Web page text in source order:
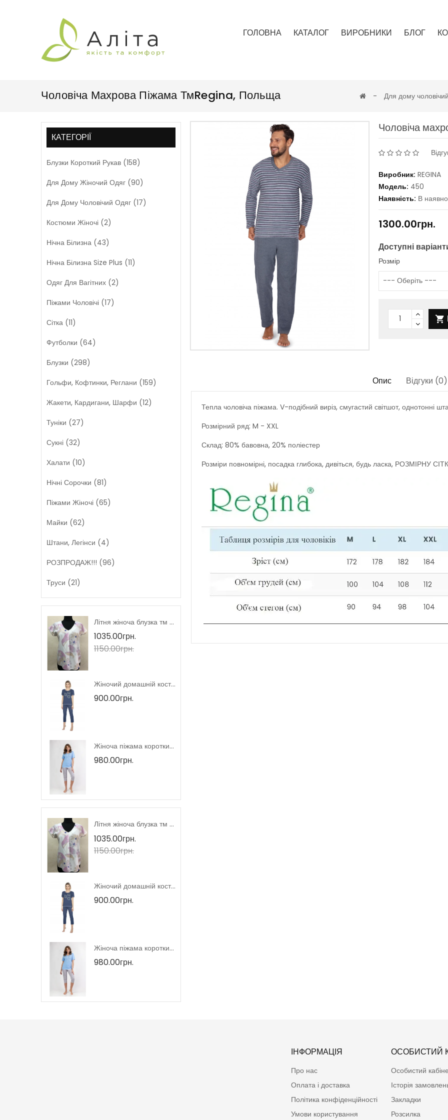
ГОЛОВНА КАТАЛОГ ВИРОБНИКИ БЛОГ
Чоловіча Махрова Піжама ТмRegina, Польща Для дому
КАТЕГОРІЇ
Блузки Короткий Рукав (158)
Для Дому Жіночий Одяг (90)
Для Дому Чоловічий Одяг (17)
Костюми Жіночі (2)
Нічна Білизна (43)
Нічна Білизна Size Plus (11)
Одяг Для Вагітних (2)
Піжами Чоловічі (17)
Сітка (11)
Футболки (64)
Блузки (298)
Гольфи, Кофтинки, Реглани (159)
Жакети, Кардигани, Шарфи (12)
Туніки (27)
Сукні (32)
Халати (10)
Нічні Сорочки (81)
Піжами Жіночі (65)
Майки (62)
Штани, Легінси (4)
РОЗПРОДАЖ!!! (96)
Труси (21)
Літня жіноча блузка тм M.Hajdan, Польща
1035.00грн.
1150.00грн.
Жіночий домашній костюм короткий рукав тмRegina, Польща
900.00грн.
Жіноча піжама короткий рукав тмRegina, Польща
980.00грн.
Жіноча піжама короткий рукав тмRegina, Польща Чоловіча
Літня жіноча блузка тм M.Hajdan, Польща
1035.00грн.
1150.00грн.
Жіночий домашній костюм короткий рукав тмRegina, Польща
900.00грн.
Жіноча піжама короткий рукав тмRegina, Польща
980.00грн.
Чоловіча
Виробник: REGINA
Модель: 450
Наявність: В
1300.00грн.
Доступні
Розмір

Опис Відгуки (0)
Тепла чоловіча піжама. V-подібний виріз, смугастий світшот, однотонні
Розмірний ряд: M - XXL
Склад: 80% бавовна, 20% поліестер
Розміри повномірні, посадка глибока, дивіться, будь ласка, РОЗМІРНУ
ІНФОРМАЦІЯ
Про нас
Оплата і доставка
Політика конфіденційності
Умови користування
ОСОБИСТИЙ
Особистий
Історія
Закладки
Розсилка